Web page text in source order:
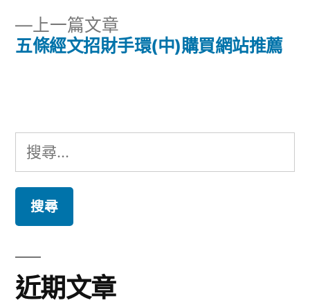
導
上一篇文章
一
五條經文招財手環(中)購買網站推薦
搜
尋
鍵
字:
近期文章